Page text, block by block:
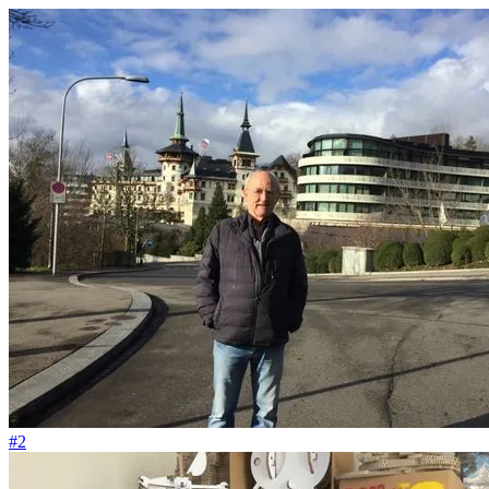
#184
Beim nachhaltigen Bauen geht es um mehr als ein Zertifikat
#2